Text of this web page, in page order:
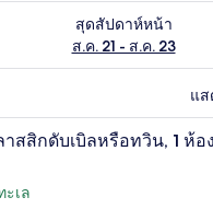
14 - ส.ค. 16สุดสัปดาห์หน้า
ส.ค. 21 - ส.ค. 23
สอบจำนวนห้องพักว่างใน
แส
ง ห้องค
สสิกดับเบิลหรือทวิน, 1 ห้อ
ะเล